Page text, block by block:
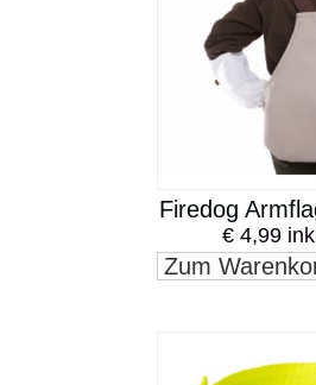
Firedog
€ 4,99
Zum